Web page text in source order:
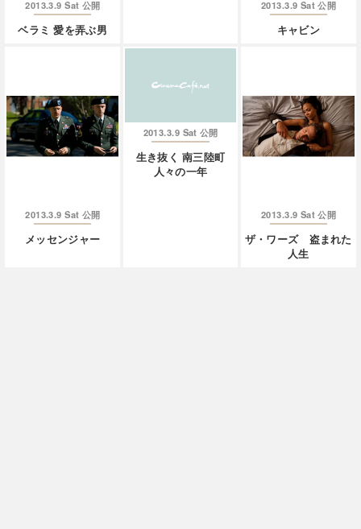
2013.3.9 Sat 公開
ベラミ 愛を弄ぶ男
2013.3.9 Sat 公開
キャビン
2013.3.9 Sat 公開
メッセンジャー
2013.3.9 Sat 公開
生き抜く 南三陸町
人々の一年
2013.3.9 Sat 公開
ザ・ワーズ 盗まれた
人生